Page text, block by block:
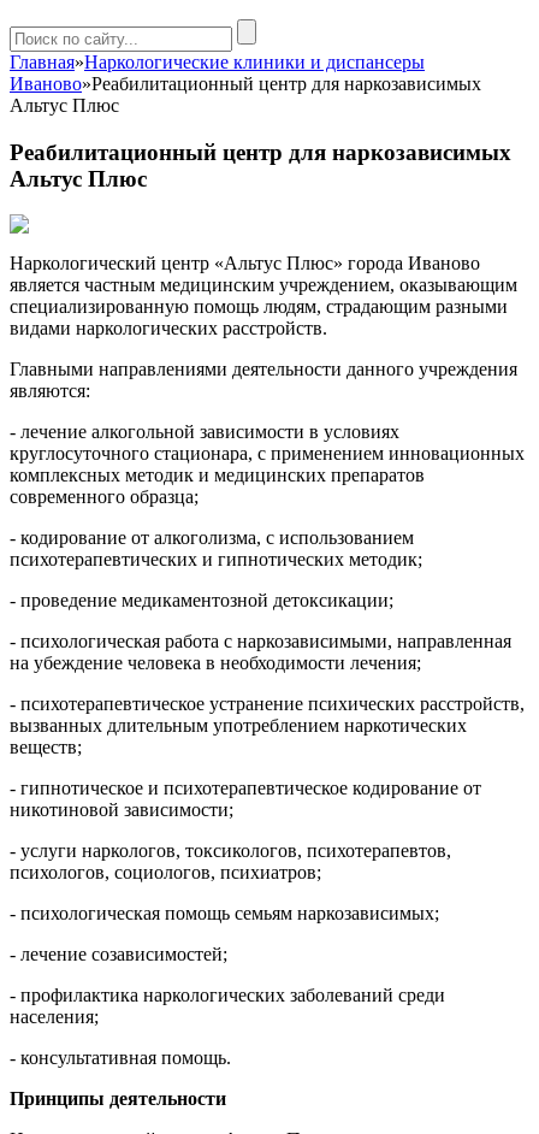
Главная»Наркологические клиники и диспансеры
Иваново»Реабилитационный центр для наркозависимых
Альтус Плюс
Реабилитационный центр для наркозависимых
Альтус Плюс
Наркологический центр «Альтус Плюс» города Иваново
является частным медицинским учреждением, оказывающим
специализированную помощь людям, страдающим разными
видами наркологических расстройств.
Главными направлениями деятельности данного учреждения
являются:
- лечение алкогольной зависимости в условиях
круглосуточного стационара, с применением инновационных
комплексных методик и медицинских препаратов
современного образца;
- кодирование от алкоголизма, с использованием
психотерапевтических и гипнотических методик;
- проведение медикаментозной детоксикации;
- психологическая работа с наркозависимыми, направленная
на убеждение человека в необходимости лечения;
- психотерапевтическое устранение психических расстройств,
вызванных длительным употреблением наркотических
веществ;
- гипнотическое и психотерапевтическое кодирование от
никотиновой зависимости;
- услуги наркологов, токсикологов, психотерапевтов,
психологов, социологов, психиатров;
- психологическая помощь семьям наркозависимых;
- лечение созависимостей;
- профилактика наркологических заболеваний среди
населения;
- консультативная помощь.
Принципы деятельности